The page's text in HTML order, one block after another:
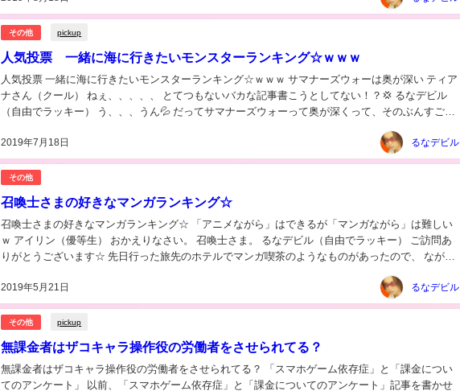
その他 pickup
人気投票 一緒に海に行きたいモンスターランキング☆ｗｗｗ
2019年7月18日
人気投票 一緒に海に行きたいモンスターランキング☆ｗｗｗ サマナーズウォーは奥が深い ティア
ナさん（クール） ねぇ、、、、、 とてつもないバカな記事書こうとしてない！？💢 るなデビル
（自由でラッキー） う、、、うん💦 だってサマナーズウォーって奥が深くって、そのぶんすごい
るなデビル
その他
召喚士さまの好きなマンガランキング☆
2019年5月21日
召喚士さまの好きなマンガランキング☆ 「アニメながら」はできるが「マンガながら」は難しい
ｗ アイリン（優等生） おかえりなさい。 召喚士さま。 るなデビル（自由でラッキー） ご訪問あ
りがとうございます☆ 先日行った旅先のホテルでマンガ喫茶のようなものがあったので、 ながら
るなデビル
その他 pickup
無課金者はザコキャラ操作役の労働者をさせられてる？
無課金者はザコキャラ操作役の労働者をさせられてる？ 「スマホゲーム依存症」と「課金につい
てのアンケート」 以前、「スマホゲーム依存症」と「課金についてのアンケート」記事を書かせ